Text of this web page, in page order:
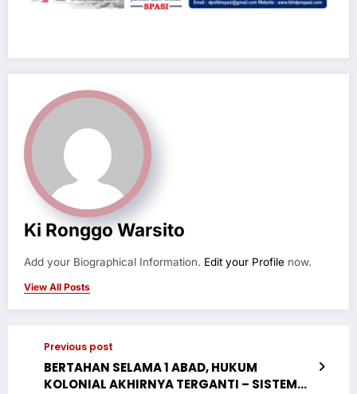
Ki Ronggo Warsito
Add your Biographical Information. Edit your Profile now.
View All Posts
Previous post
BERTAHAN SELAMA 1 ABAD, HUKUM
KOLONIAL AKHIRNYA TERGANTI – SISTEM